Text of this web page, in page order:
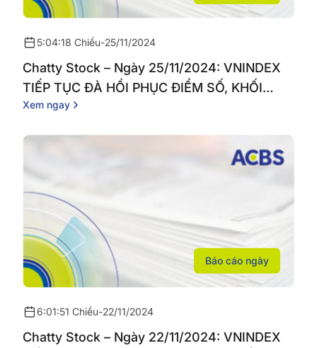
5:04:18 Chiều-25/11/2024
Chatty Stock – Ngày 25/11/2024: VNINDEX
TIẾP TỤC ĐÀ HỒI PHỤC ĐIỂM SỐ, KHỐI
NGOẠI DUY TRÌ MUA RÒNG
Xem ngay
Báo cáo ngày
6:01:51 Chiều-22/11/2024
Chatty Stock – Ngày 22/11/2024: VNINDEX